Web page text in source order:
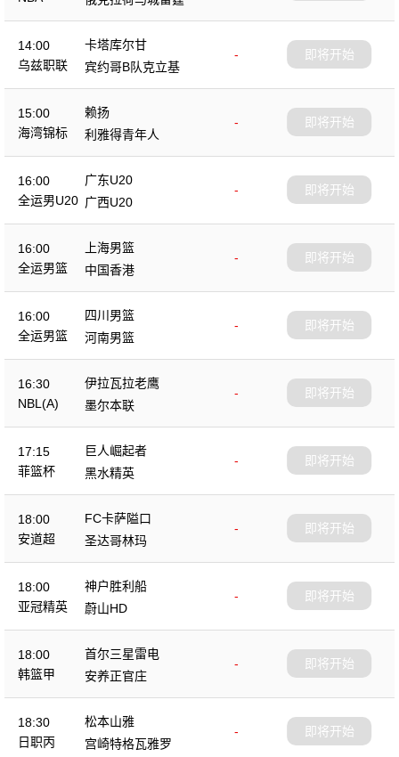
14:00
乌兹职联
卡塔库尔甘
-
宾约哥B队克立基
即将开始
15:00
海湾锦标
赖扬
-
利雅得青年人
即将开始
16:00
全运男U20
广东U20
-
广西U20
即将开始
16:00
全运男篮
上海男篮
-
中国香港
即将开始
16:00
全运男篮
四川男篮
-
河南男篮
即将开始
16:30
NBL(A)
伊拉瓦拉老鹰
-
墨尔本联
即将开始
17:15
菲篮杯
巨人崛起者
-
黑水精英
即将开始
18:00
安道超
FC卡萨隘口
-
圣达哥林玛
即将开始
18:00
亚冠精英
神户胜利船
-
蔚山HD
即将开始
18:00
韩篮甲
首尔三星雷电
-
安养正官庄
即将开始
18:30
日职丙
松本山雅
-
宫崎特格瓦雅罗
即将开始